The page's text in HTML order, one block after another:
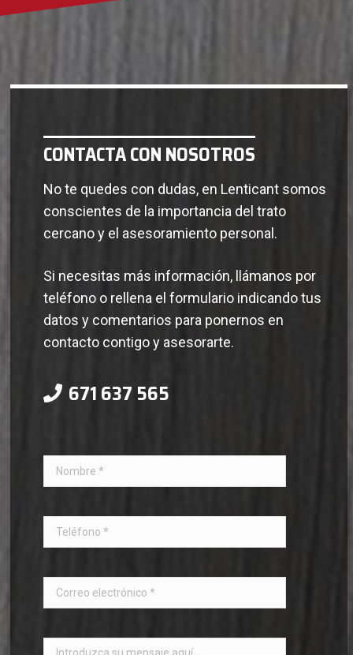
CONTACTA CON NOSOTROS
No te quedes con dudas, en Lenticant somos
conscientes de la importancia del trato
cercano y el asesoramiento personal.
Si necesitas más información, llámanos por
teléfono o rellena el formulario indicando tus
datos y comentarios para ponernos en
contacto contigo y asesorarte.
671 637 565